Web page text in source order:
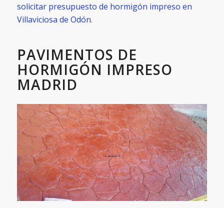
solicitar presupuesto de hormigón impreso en
Villaviciosa de Odón.
PAVIMENTOS DE
HORMIGÓN IMPRESO
MADRID